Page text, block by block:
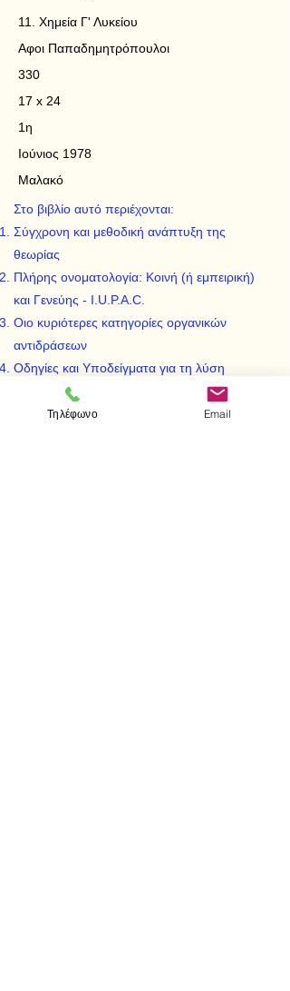
11. Χημεία Γ' Λυκείου
Αφοι Παπαδημητρόπουλοι
330
17 x 24
1η
Ιούνιος 1978
Μαλακό
Στο βιβλίο αυτό περιέχονται:
Σύγχρονη και μεθοδική ανάπτυξη της
θεωρίας
Πλήρης ονοματολογία: Κοινή (ή εμπειρική)
και Γενεύης - I.U.P.A.C.
Οιο κυριότερες κατηγορίες οργανικών
αντιδράσεων
Οδηγίες και Υποδείγματα για τη λύση
ασκήσεων όλων των κατηγοριών
373 προτεινόμενες ασκήσεις για λύση με τις
Τηλέφωνο Email